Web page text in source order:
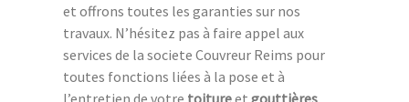
et offrons toutes les garanties sur nos
travaux. N’hésitez pas à faire appel aux
services de la societe Couvreur Reims pour
toutes fonctions liées à la pose et à